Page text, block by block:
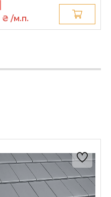
₴ /м.п.